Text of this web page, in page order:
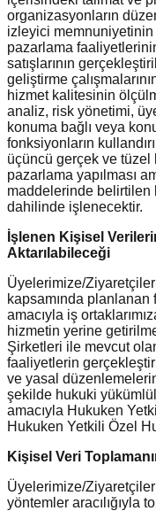
organizasyonların
izleyici memnuniyetinin
pazarlama
satışlarının
geliştirme
hizmet kalitesinin
analiz, risk yönetimi,
konuma bağlı veya
fonksiyonların
üçüncü gerçek ve tüzel
pazarlama yapılması
maddelerinde belirtilen
dahilinde işlenecektir.
İşlenen Kişisel
Aktarılabileceği
Üyelerimize/
kapsamında
amacıyla iş
hizmetin yerine
Şirketleri ile mevcut
faaliyetlerin
ve yasal
şekilde hukuki
amacıyla Hukuken
Hukuken Yetkili Özel
Kişisel Veri
Üyelerimize/
yöntemler aracılığıyla